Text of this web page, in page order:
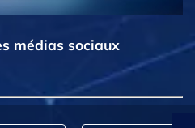
médias sociaux